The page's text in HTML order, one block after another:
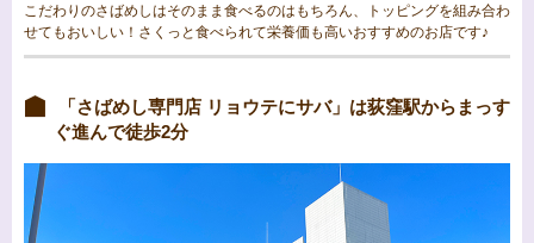
こだわりのさばめしはそのまま食べるのはもちろん、トッピングを組み合わ
せてもおいしい！さくっと食べられて栄養価も高いおすすめのお店です♪
「さばめし専門店 リョウテにサバ」は荻窪駅からまっす
ぐ進んで徒歩2分